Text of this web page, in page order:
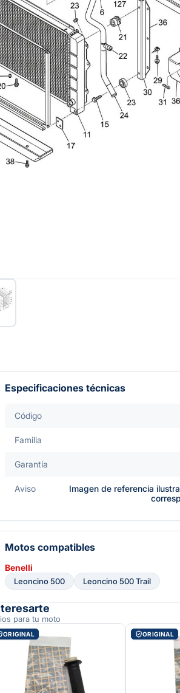
Especificaciones técnicas
Código
Familia
Garantía
Aviso
Imagen de referencia
Motos compatibles
Benelli
Leoncino 500 Leoncino 500 Trail
para tu moto
ORIGINAL ORIGINAL